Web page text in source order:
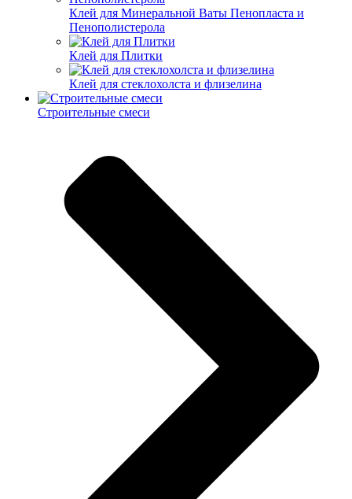
Клей для Минеральной Ваты Пенопласта и
Пенополистерола
Клей для Плитки
Клей для стеклохолста и флизелина
Строительные смеси